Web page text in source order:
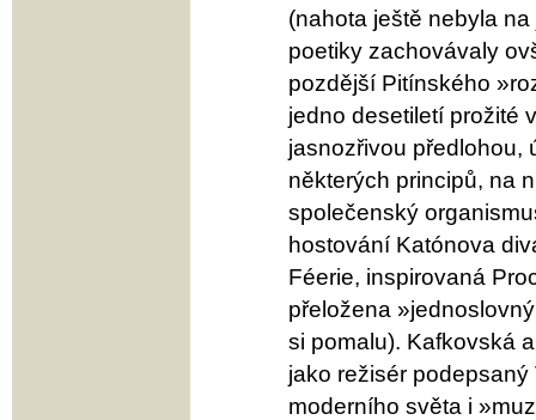
(nahota ještě nebyla
poetiky zachovávaly
pozdější Pitínského
jedno desetiletí prožité
jasnozřivou předlohou,
některých principů, na
společenský
hostování Katónova
Féerie, inspirovaná
přeložena
si pomalu). Kafkovská
jako režisér
moderního světa i